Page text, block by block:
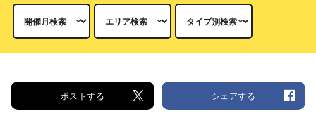
ポストする シェアする